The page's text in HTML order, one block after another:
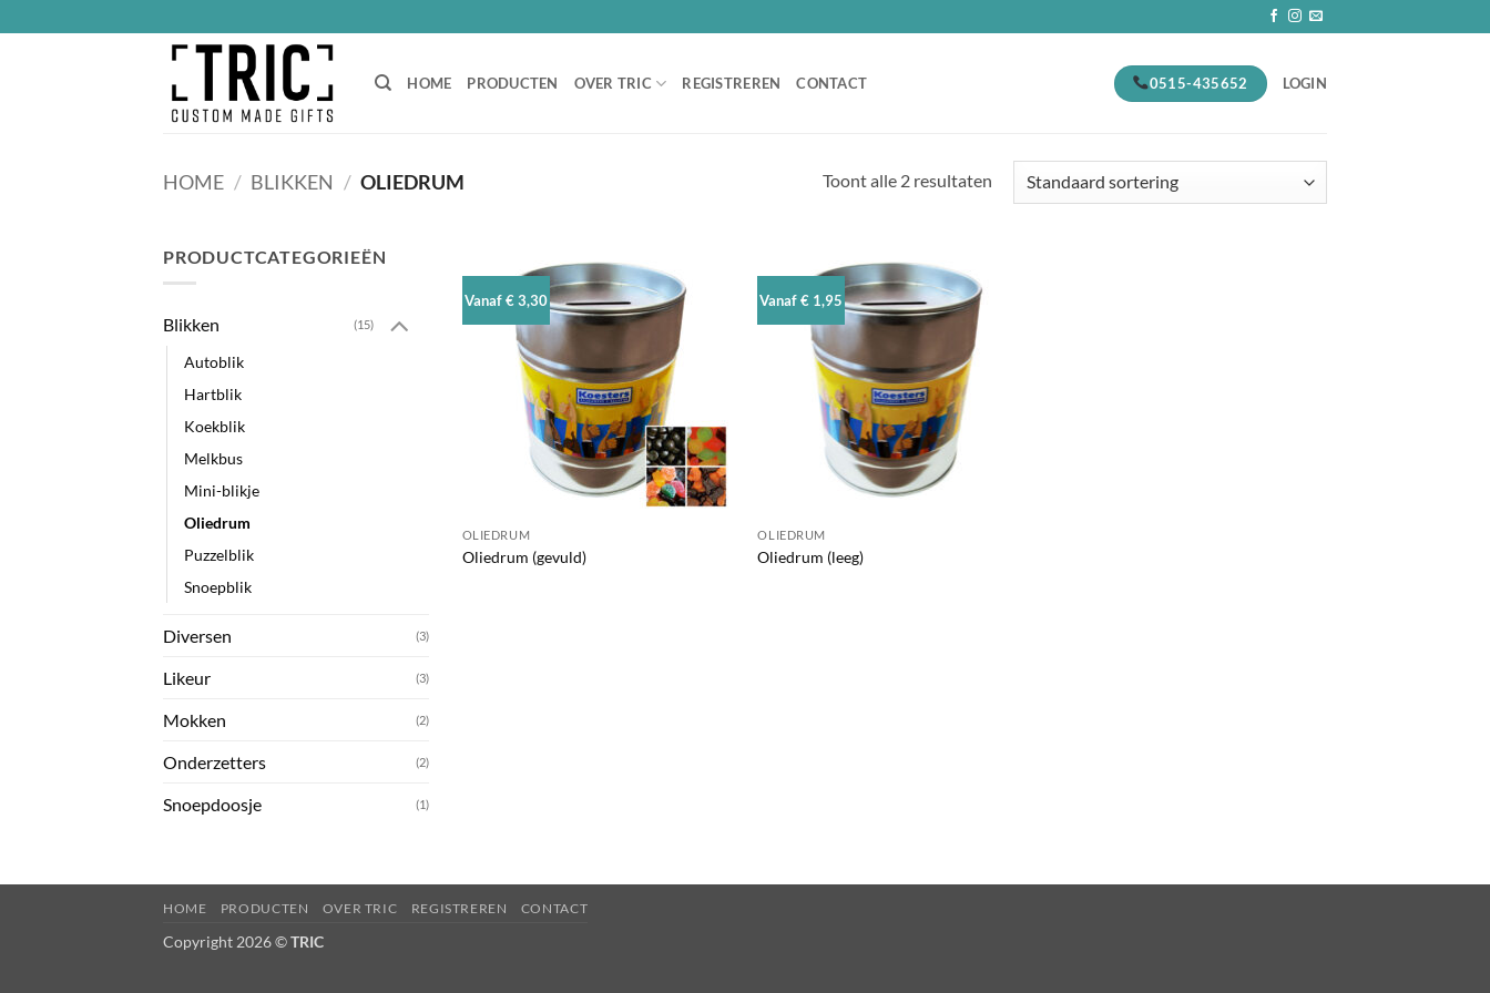
naar
HOME PRODUCTEN OVER TRIC REGISTREREN CONTACT 0515-435652 LOGIN
HOME / BLIKKEN / OLIEDRUM Toont alle 2 resultaten
PRODUCTCATEGORIEËN
Blikken (15)
Autoblik
Hartblik
Koekblik
Melkbus
Mini-blikje
Oliedrum
Puzzelblik
Snoepblik
Diversen (3)
Likeur (3)
Mokken (2)
Onderzetters (2)
Snoepdoosje (1)
Vanaf € 3,30
OLIEDRUM
Oliedrum (gevuld)
Vanaf € 1,95
OLIEDRUM
Oliedrum (leeg)
HOME PRODUCTEN OVER TRIC REGISTREREN CONTACT
Copyright 2026 ©TRIC